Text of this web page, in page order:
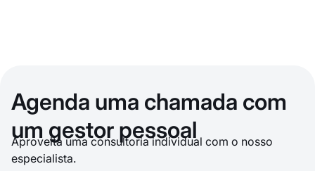
Agenda uma chamada com
um gestor pessoal
Aproveita uma consultoria individual com o nosso
especialista.